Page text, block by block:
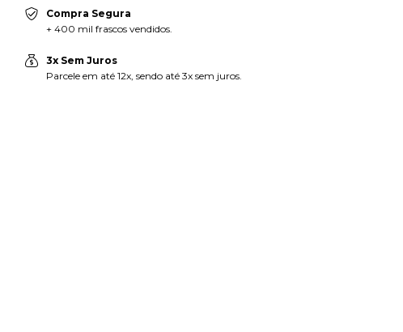
Compra Segura
+ 400 mil frascos vendidos.
3x Sem Juros
Parcele em até 12x, sendo até 3x sem juros.